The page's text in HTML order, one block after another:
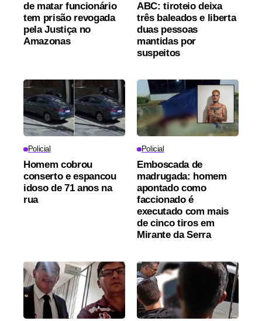
de matar funcionário
tem prisão revogada
pela Justiça no
Amazonas
ABC: tiroteio deixa
três baleados e liberta
duas pessoas
mantidas por
suspeitos
Policial
Homem cobrou
conserto e espancou
idoso de 71 anos na
rua
Policial
Emboscada de
madrugada: homem
apontado como
faccionado é
executado com mais
de cinco tiros em
Mirante da Serra